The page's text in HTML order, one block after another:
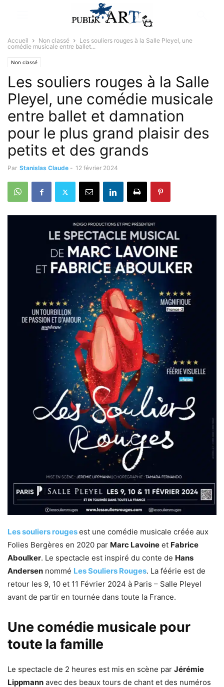
Accueil Non classé
Les souliers rouges à la Salle Pleyel, une
comédie musicale entre ballet...
Non classé
Les souliers rouges à la Salle
Pleyel, une comédie musicale
entre ballet et damnation
pour le plus grand plaisir des
petits et des grands
Par Stanislas Claude - 12 février 2024
Les souliers rougesest une comédie musicale créée aux
Folies Bergères en 2020 par Marc Lavoine et Fabrice
Aboulker. Le spectacle est inspiré du conte de Hans
Andersen nommé Les Souliers Rouges. La féérie est de
retour les 9, 10 et 11 Février 2024 à Paris – Salle Pleyel
avant de partir en tournée dans toute la France.
Une comédie musicale pour
toute la famille
Le spectacle de 2 heures est mis en scène par Jérémie
Lippmann avec des beaux tours de chant et des numéros